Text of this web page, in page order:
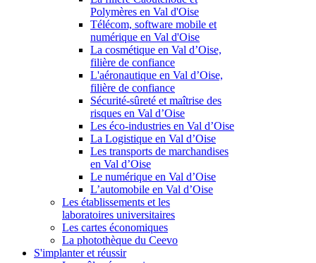
Polymères en Val d'Oise
Télécom, software mobile et
numérique en Val d'Oise
La cosmétique en Val d’Oise,
filière de confiance
L'aéronautique en Val d’Oise,
filière de confiance
Sécurité-sûreté et maîtrise des
risques en Val d’Oise
Les éco-industries en Val d’Oise
La Logistique en Val d’Oise
Les transports de marchandises
en Val d’Oise
Le numérique en Val d’Oise
L’automobile en Val d’Oise
Les établissements et les
laboratoires universitaires
Les cartes économiques
La photothèque du Ceevo
S'implanter et réussir